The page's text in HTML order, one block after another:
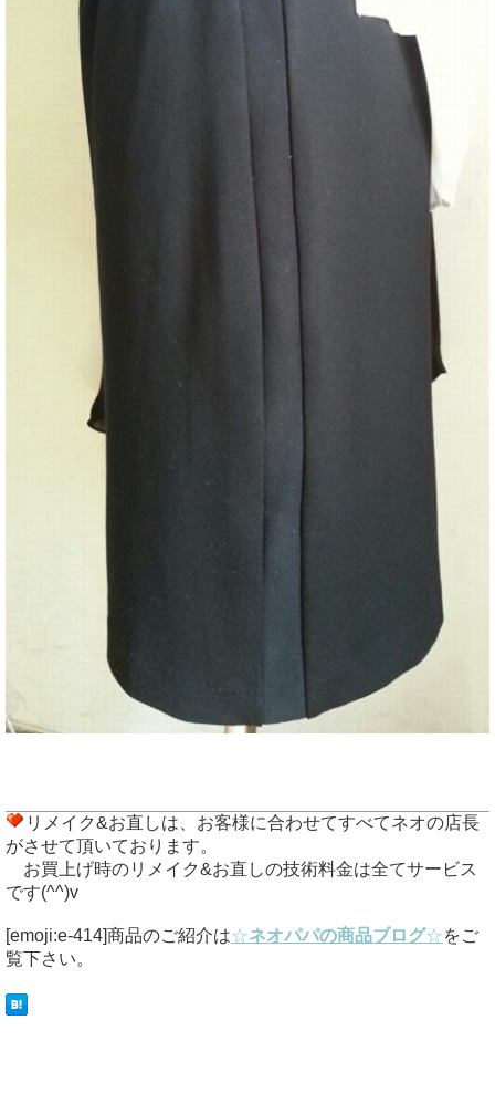
リメイク&お直しは、お客様に合わせてすべてネオの店長
がさせて頂いております。
お買上げ時のリメイク&お直しの技術料金は全てサービス
です(^^)v
[emoji:e-414]商品のご紹介は☆ネオパパの商品ブログ☆をご
覧下さい。